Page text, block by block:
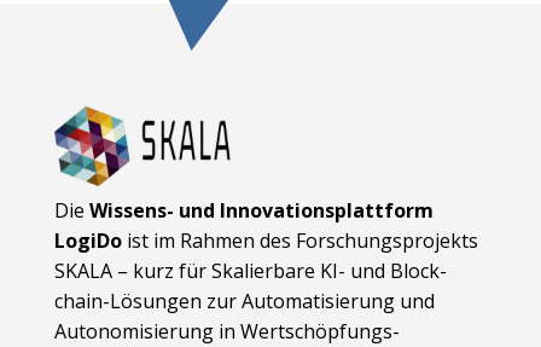
Die Wissens- und Innovationsplattform
LogiDoist im Rahmen des Forschungsprojekts
SKALA – kurz für Skalierbare KI- und Block­
chain-Lösungen zur Automatisierung und
Autonomisierung in Wert­schöpfungs­